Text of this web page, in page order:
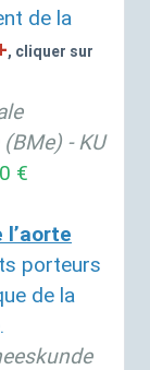
de la
, cliquer sur
-KU
€
l’aorte
porteurs
de la